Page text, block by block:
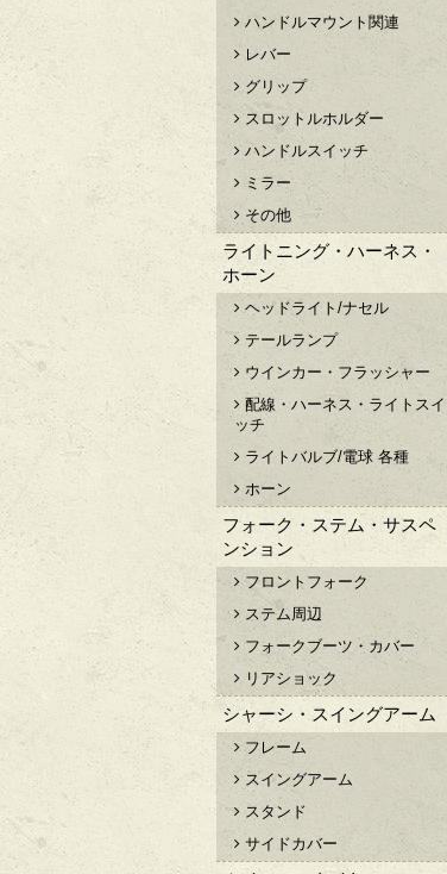
ハンドルマウント関連
レバー
グリップ
スロットルホルダー
ハンドルスイッチ
ミラー
その他
ライトニング・ハーネス・
ホーン
ヘッドライト/ナセル
テールランプ
ウインカー・フラッシャー
配線・ハーネス・ライトスイ
ッチ
ライトバルブ/電球 各種
ホーン
フォーク・ステム・サスペ
ンション
フロントフォーク
ステム周辺
フォークブーツ・カバー
リアショック
シャーシ・スイングアーム
フレーム
スイングアーム
スタンド
サイドカバー